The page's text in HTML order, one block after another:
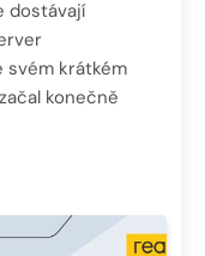
dostávají
svém krátkém
konečně